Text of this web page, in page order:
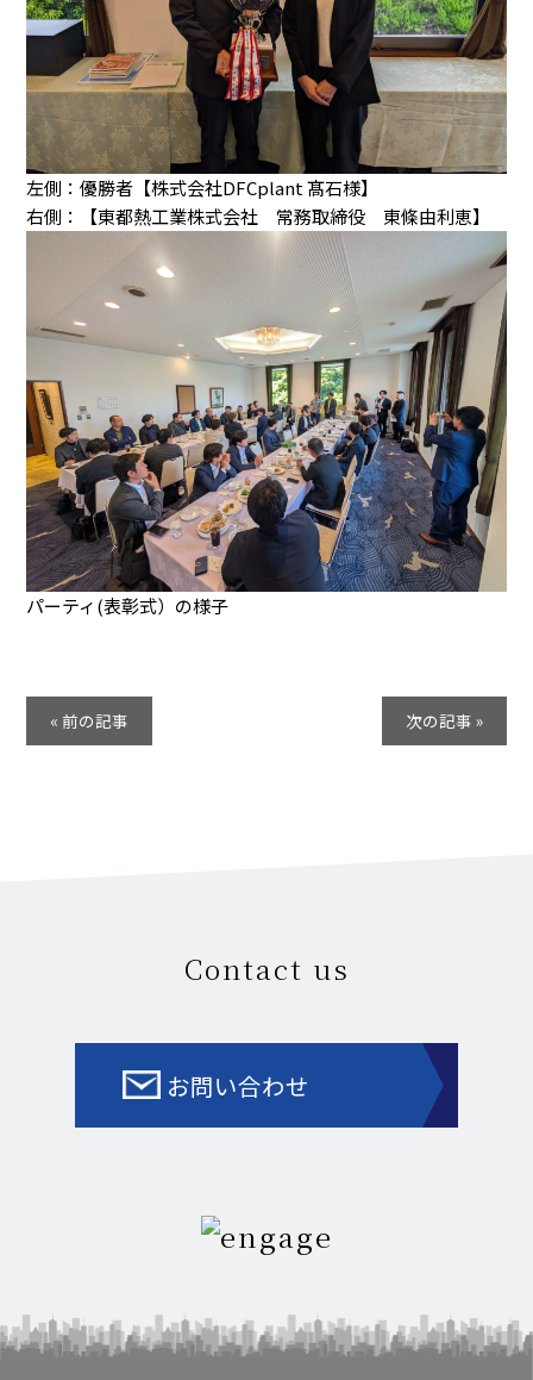
左側：優勝者【株式会社DFCplant 髙石様】
右側：【東都熱工業株式会社 常務取締役 東條由利恵】
パーティ(表彰式）の様子
« 前の記事 次の記事 »
Contact us
お問い合わせ